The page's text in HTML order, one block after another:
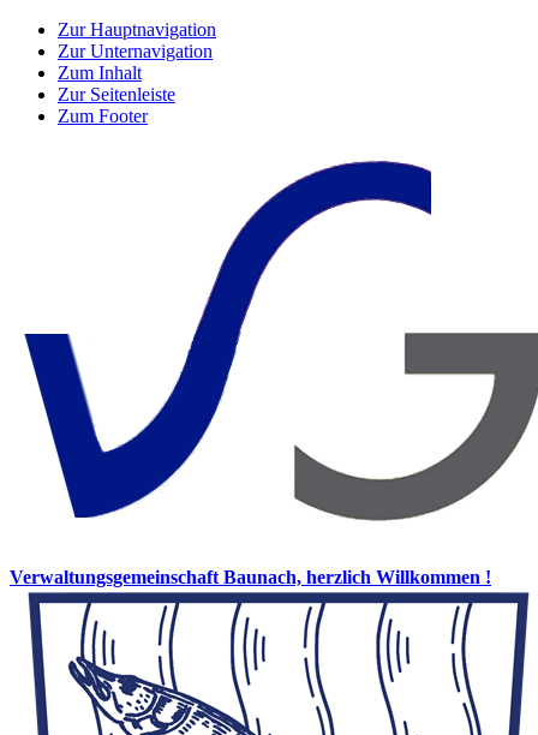
Zur Hauptnavigation
Zur Unternavigation
Zum Inhalt
Zur Seitenleiste
Zum Footer
Verwaltungsgemeinschaft Baunach, herzlich Willkommen !